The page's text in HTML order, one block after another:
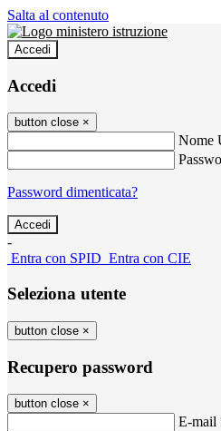
Salta al contenuto
Accedi
Accedi
button close ×
Nome
Password dimenticata?
-
Entra con SPID Entra con CIE
Seleziona utente
button close ×
Recupero password
button close ×
E-mail